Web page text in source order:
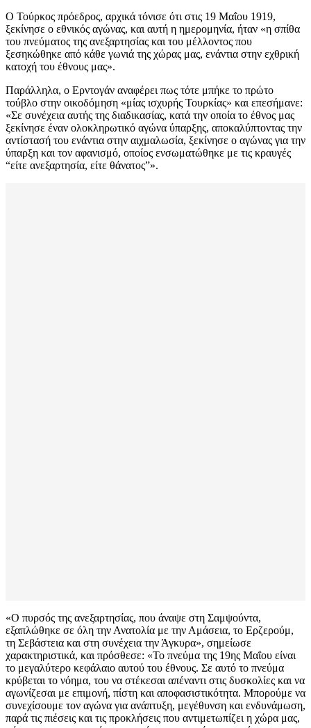
Ο Τούρκος πρόεδρος, αρχικά τόνισε ότι στις 19 Μαΐου 1919,
ξεκίνησε ο εθνικός αγώνας, και αυτή η ημερομηνία, ήταν «η σπίθα
του πνεύματος της ανεξαρτησίας και του μέλλοντος που
ξεσηκώθηκε από κάθε γωνιά της χώρας μας, ενάντια στην εχθρική
κατοχή του έθνους μας».
Παράλληλα, ο Ερντογάν αναφέρει πως τότε μπήκε το πρώτο
τούβλο στην οικοδόμηση «μίας ισχυρής Τουρκίας» και επεσήμανε:
«Σε συνέχεια αυτής της διαδικασίας, κατά την οποία το έθνος μας
ξεκίνησε έναν ολοκληρωτικό αγώνα ύπαρξης, αποκαλύπτοντας την
αντίστασή του ενάντια στην αιχμαλωσία, ξεκίνησε ο αγώνας για την
ύπαρξη και τον αφανισμό, οποίος ενσωματώθηκε με τις κραυγές
“είτε ανεξαρτησία, είτε θάνατος”».
«Ο πυρσός της ανεξαρτησίας, που άναψε στη Σαμψούντα,
εξαπλώθηκε σε όλη την Ανατολία με την Αμάσεια, το Ερζερούμ,
τη Σεβάστεια και στη συνέχεια την Άγκυρα», σημείωσε
χαρακτηριστικά, και πρόσθεσε: «Το πνεύμα της 19ης Μαΐου είναι
το μεγαλύτερο κεφάλαιο αυτού του έθνους. Σε αυτό το πνεύμα
κρύβεται το νόημα, του να στέκεσαι απέναντι στις δυσκολίες και να
αγωνίζεσαι με επιμονή, πίστη και αποφασιστικότητα. Μπορούμε να
συνεχίσουμε τον αγώνα για ανάπτυξη, μεγέθυνση και ενδυνάμωση,
παρά τις πιέσεις και τις προκλήσεις που αντιμετωπίζει η χώρα μας,